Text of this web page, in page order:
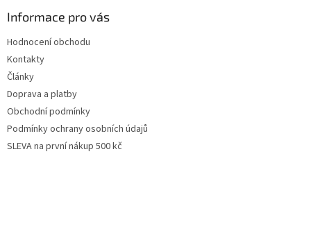
Informace pro vás
Hodnocení obchodu
Kontakty
Články
Doprava a platby
Obchodní podmínky
Podmínky ochrany osobních údajů
SLEVA na první nákup 500 kč